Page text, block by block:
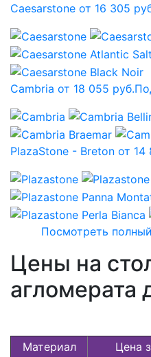
Caesarstone от 16 305
Cambria от 18 055 руб.
PlazaStone - Breton от 14
Посмотреть
Цены на
агломерата
Материал
Цена